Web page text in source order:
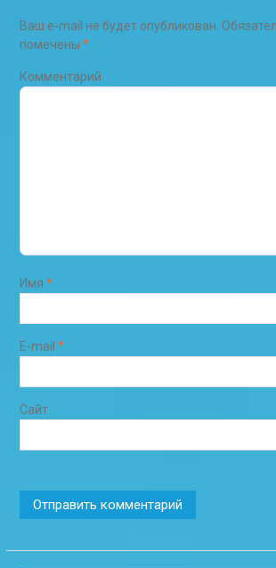
Ваш e-mail не будет опубликован.
помечены *
Комментарий
Имя *
E-mail *
Сайт